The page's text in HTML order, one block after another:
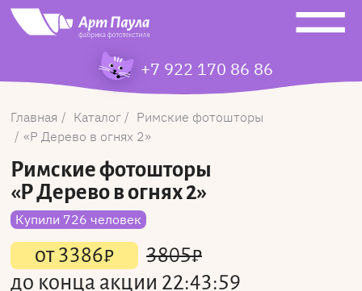
+7 922 170 86 86
Главная Каталог
Римские фотошторы
Р Дерево в огнях 2
Римские фотошторы
«Р Дерево в огнях 2»
Купили 726 человек
от3386₽ 3805₽
до конца акции 22:43:59